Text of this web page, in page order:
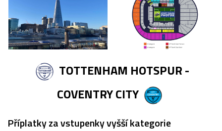
TOTTENHAM HOTSPUR -
COVENTRY CITY
Příplatky za vstupenky vyšší kategorie